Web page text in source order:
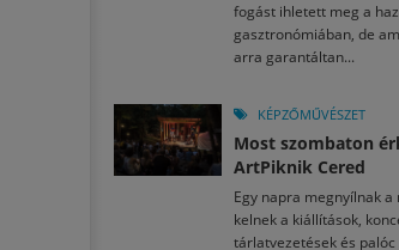
fogást ihletett meg a
gasztronómiában, de
arra garantáltan...
KÉPZŐMŰVÉSZET
Most szombaton
ArtPiknik Cered
Egy napra megnyílnak
kelnek a kiállítások,
tárlatvezetések és palóc